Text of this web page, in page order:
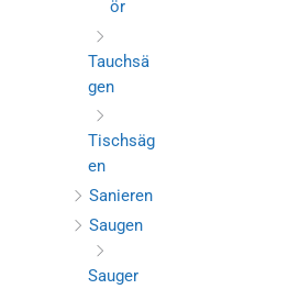
ör
Tauchsä
gen
Tischsäg
en
Sanieren
Saugen
Sauger